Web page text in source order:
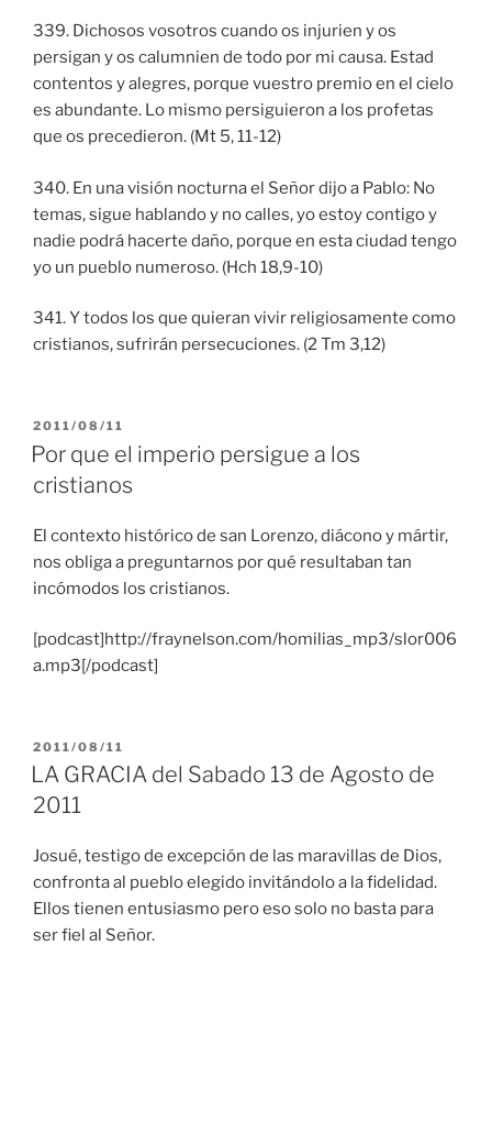
339. Dichosos vosotros cuando os injurien y os
persigan y os calumnien de todo por mi causa. Estad
contentos y alegres, porque vuestro premio en el cielo
es abundante. Lo mismo persiguieron a los profetas
que os precedieron. (Mt 5, 11-12)
340. En una visión nocturna el Señor dijo a Pablo: No
temas, sigue hablando y no calles, yo estoy contigo y
nadie podrá hacerte daño, porque en esta ciudad tengo
yo un pueblo numeroso. (Hch 18,9-10)
341. Y todos los que quieran vivir religiosamente como
cristianos, sufrirán persecuciones. (2 Tm 3,12)
PUBLICADO
EL
2011/08/11
Por que el imperio persigue a los
cristianos
El contexto histórico de san Lorenzo, diácono y mártir,
nos obliga a preguntarnos por qué resultaban tan
incómodos los cristianos.
[podcast]http://fraynelson.com/homilias_mp3/slor006
a.mp3[/podcast]
PUBLICADO
EL
2011/08/11
LA GRACIA del Sabado 13 de Agosto de
2011
Josué, testigo de excepción de las maravillas de Dios,
confronta al pueblo elegido invitándolo a la fidelidad.
Ellos tienen entusiasmo pero eso solo no basta para
ser fiel al Señor.